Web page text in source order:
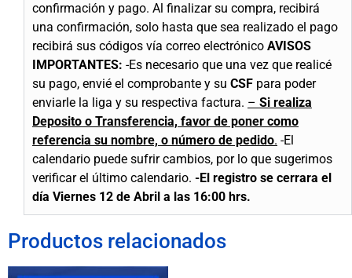
confirmación y pago. Al finalizar su compra, recibirá
una confirmación, solo hasta que sea realizado el pago
recibirá sus códigos vía correo electrónico AVISOS
IMPORTANTES: -Es necesario que una vez que realicé
su pago, envié el comprobante y su CSF para poder
enviarle la liga y su respectiva factura. – Si realiza
Deposito o Transferencia, favor de poner como
referencia su nombre, o número de pedido. -El
calendario puede sufrir cambios, por lo que sugerimos
verificar el último calendario. -El registro se cerrara el
día Viernes 12 de Abril a las 16:00 hrs.
Productos relacionados